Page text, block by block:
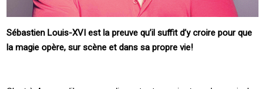
Sébastien Louis-XVI est la preuve qu’il suffit d’y croire pour que
la magie opère, sur scène et dans sa propre vie!